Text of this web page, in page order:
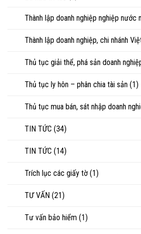
Thành lập doanh nghiệp nghiệp nước
Thành lập doanh nghiệp, chi nhánh
Thủ tục giải thể, phá sản doanh
Thủ tục ly hôn – phân chia tài sản (1)
Thủ tục mua bán, sát nhập doanh
TIN TỨC (34)
TIN TỨC (14)
Trích lục các giấy tờ (1)
TƯ VẤN (21)
Tư vấn bảo hiểm (1)